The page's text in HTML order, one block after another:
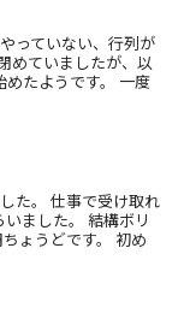
っていない、行列が
めていましたが、以
たようです。 一度
た。 仕事で受け取れ
ました。 結構ボリ
ょうどです。 初め